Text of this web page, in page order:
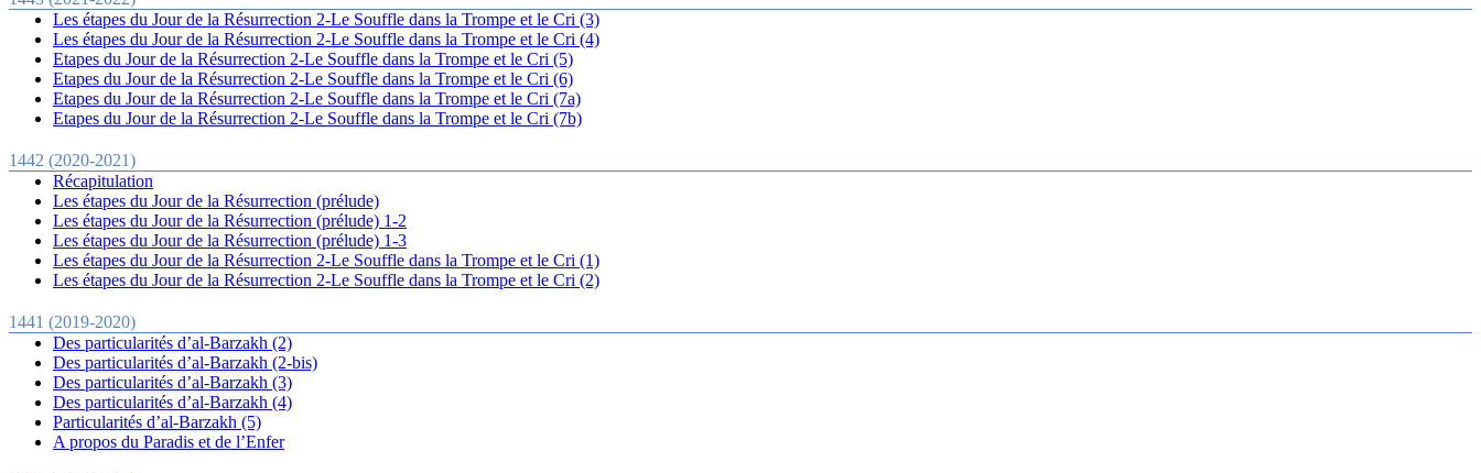
Les étapes du Jour de la Résurrection 2-Le Souffle dans la Trompe et le Cri (3)
Les étapes du Jour de la Résurrection 2-Le Souffle dans la Trompe et le Cri (4)
Etapes du Jour de la Résurrection 2-Le Souffle dans la Trompe et le Cri (5)
Etapes du Jour de la Résurrection 2-Le Souffle dans la Trompe et le Cri (6)
Etapes du Jour de la Résurrection 2-Le Souffle dans la Trompe et le Cri (7a)
Etapes du Jour de la Résurrection 2-Le Souffle dans la Trompe et le Cri (7b)
1442 (2020-2021)
Récapitulation
Les étapes du Jour de la Résurrection (prélude)
Les étapes du Jour de la Résurrection (prélude) 1-2
Les étapes du Jour de la Résurrection (prélude) 1-3
Les étapes du Jour de la Résurrection 2-Le Souffle dans la Trompe et le Cri (1)
Les étapes du Jour de la Résurrection 2-Le Souffle dans la Trompe et le Cri (2)
1441 (2019-2020)
Des particularités d’al-Barzakh (2)
Des particularités d’al-Barzakh (2-bis)
Des particularités d’al-Barzakh (3)
Des particularités d’al-Barzakh (4)
Particularités d’al-Barzakh (5)
A propos du Paradis et de l’Enfer